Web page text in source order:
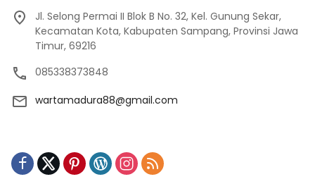
Jl. Selong Permai II Blok B No. 32, Kel. Gunung Sekar,
Kecamatan Kota, Kabupaten Sampang, Provinsi Jawa
Timur, 69216
085338373848
wartamadura88@gmail.com